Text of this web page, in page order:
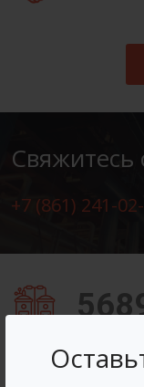
Свяжитесь
+7 (861) 241-